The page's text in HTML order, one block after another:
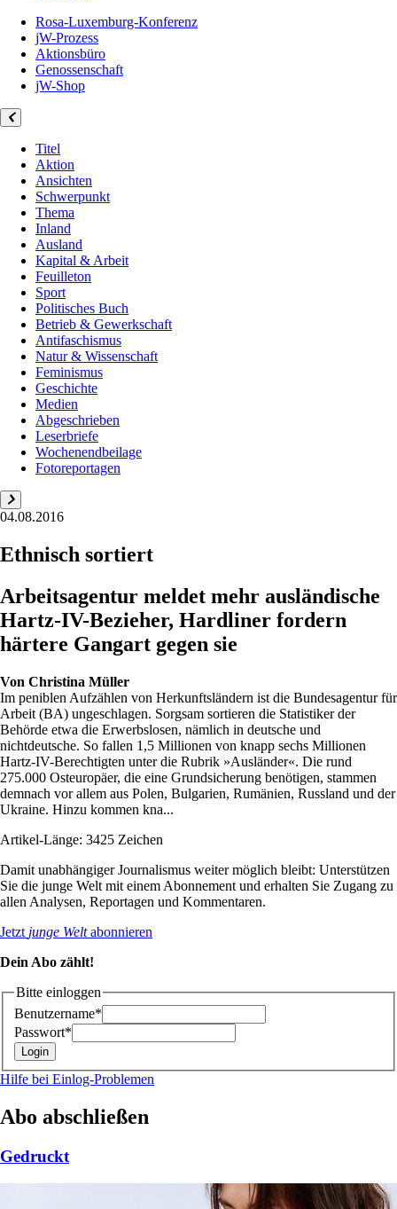
Rosa-Luxemburg-Konferenz
jW-Prozess
Aktionsbüro
Genossenschaft
jW-Shop
Titel
Aktion
Ansichten
Schwerpunkt
Thema
Inland
Ausland
Kapital & Arbeit
Feuilleton
Sport
Politisches Buch
Betrieb & Gewerkschaft
Antifaschismus
Natur & Wissenschaft
Feminismus
Geschichte
Medien
Abgeschrieben
Leserbriefe
Wochenendbeilage
Fotoreportagen
04.08.2016
Ethnisch sortiert
Arbeitsagentur meldet mehr ausländische
Hartz-IV-Bezieher, Hardliner fordern
härtere Gangart gegen sie
Von Christina Müller
Im peniblen Aufzählen von Herkunftsländern ist die Bundesagentur für
Arbeit (BA) ungeschlagen. Sorgsam sortieren die Statistiker der
Behörde etwa die Erwerbslosen, nämlich in deutsche und
nichtdeutsche. So fallen 1,5 Millionen von knapp sechs Millionen
Hartz-IV-Berechtigten unter die Rubrik »Ausländer«. Die rund
275.000 Osteuropäer, die eine Grundsicherung benötigen, stammen
demnach vor allem aus Polen, Bulgarien, Rumänien, Russland und der
Ukraine. Hinzu kommen kna...
Artikel-Länge: 3425 Zeichen
Damit unabhängiger Journalismus weiter möglich bleibt: Unterstützen
Sie die junge Welt mit einem Abonnement und erhalten Sie Zugang zu
allen Analysen, Reportagen und Kommentaren.
Jetzt junge Weltabonnieren
Dein Abo zählt!
Bitte einloggen
Benutzername*
Passwort*
Hilfe bei Einlog-Problemen
Abo abschließen
Gedruckt